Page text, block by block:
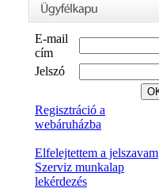
E-mail
cím
Jelszó
Regisztráció a
webáruházba
Elfelejtettem a jelszavam
Szerviz munkalap
lekérdezés